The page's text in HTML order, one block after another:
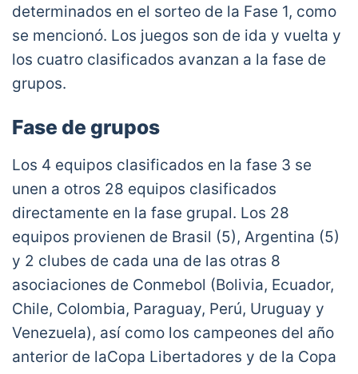
determinados en el sorteo de la Fase 1, como
se mencionó. Los juegos son de ida y vuelta y
los cuatro clasificados avanzan a la fase de
grupos.
Fase de grupos
Los 4 equipos clasificados en la fase 3 se
unen a otros 28 equipos clasificados
directamente en la fase grupal. Los 28
equipos provienen de Brasil (5), Argentina (5)
y 2 clubes de cada una de las otras 8
asociaciones de Conmebol (Bolivia, Ecuador,
Chile, Colombia, Paraguay, Perú, Uruguay y
Venezuela), así como los campeones del año
anterior de laCopa Libertadores y de la Copa